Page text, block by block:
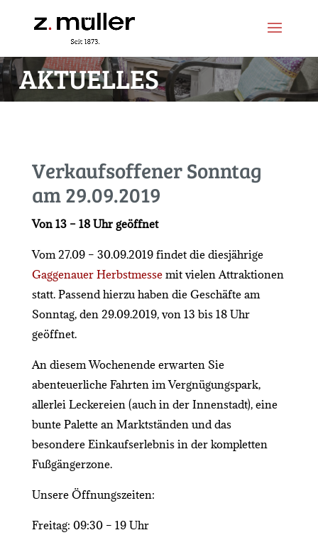
Navigation
AKTUELLES
Verkaufsoffener Sonntag
am 29.09.2019
Von 13 – 18 Uhr geöffnet
Vom 27.09 – 30.09.2019 findet die diesjährige
Gaggenauer Herbstmessemit vielen Attraktionen
statt. Passend hierzu haben die Geschäfte am
Sonntag, den 29.09.2019, von 13 bis 18 Uhr
geöffnet.
An diesem Wochenende erwarten Sie
abenteuerliche Fahrten im Vergnügungspark,
allerlei Leckereien (auch in der Innenstadt), eine
bunte Palette an Marktständen und das
besondere Einkaufserlebnis in der kompletten
Fußgängerzone.
Unsere Öffnungszeiten:
Freitag: 09:30 – 19 Uhr